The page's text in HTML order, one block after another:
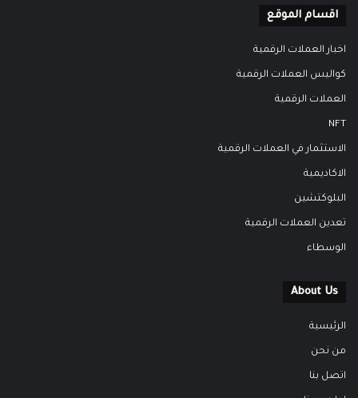
اقسام الموقع
اخبار العملات الرقمية
كواليس العملات الرقمية
العملات الرقمية
NFT
الاستثمار في العملات الرقمية
الاكاديمية
البلوكتشين
تعدين العملات الرقمية
الوسطاء
About Us
الرئيسية
من نحن
اتصل بنا